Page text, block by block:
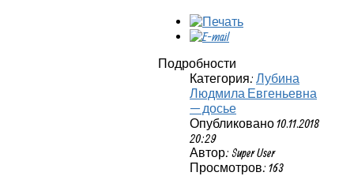
Подробности
Категория: Лубина
Людмила Евгеньевна
— досье
Опубликовано 10.11.2018
20:29
Автор: Super User
Просмотров: 163